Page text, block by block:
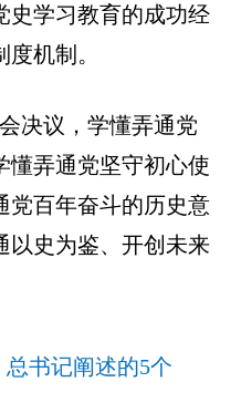
史学习教育的成功经
机制。
决议，学懂弄通党
懂弄通党坚守初心使
党百年奋斗的历史意
以史为鉴、开创未来